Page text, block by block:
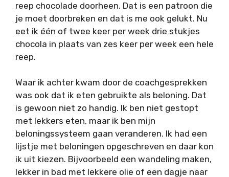
reep chocolade doorheen. Dat is een patroon die
je moet doorbreken en dat is me ook gelukt. Nu
eet ik één of twee keer per week drie stukjes
chocola in plaats van zes keer per week een hele
reep.
Waar ik achter kwam door de coachgesprekken
was ook dat ik eten gebruikte als beloning. Dat
is gewoon niet zo handig. Ik ben niet gestopt
met lekkers eten, maar ik ben mijn
beloningssysteem gaan veranderen. Ik had een
lijstje met beloningen opgeschreven en daar kon
ik uit kiezen. Bijvoorbeeld een wandeling maken,
lekker in bad met lekkere olie of een dagje naar